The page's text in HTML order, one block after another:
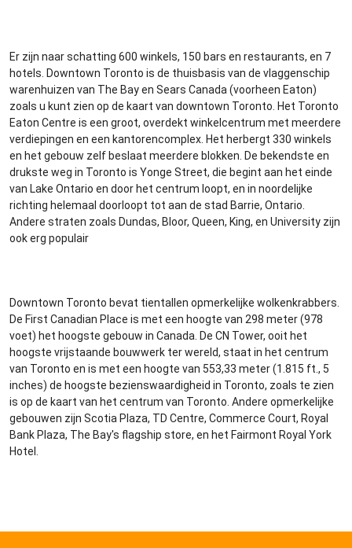
Er zijn naar schatting 600 winkels, 150 bars en restaurants, en 7
hotels. Downtown Toronto is de thuisbasis van de vlaggenschip
warenhuizen van The Bay en Sears Canada (voorheen Eaton)
zoals u kunt zien op de kaart van downtown Toronto. Het Toronto
Eaton Centre is een groot, overdekt winkelcentrum met meerdere
verdiepingen en een kantorencomplex. Het herbergt 330 winkels
en het gebouw zelf beslaat meerdere blokken. De bekendste en
drukste weg in Toronto is Yonge Street, die begint aan het einde
van Lake Ontario en door het centrum loopt, en in noordelijke
richting helemaal doorloopt tot aan de stad Barrie, Ontario.
Andere straten zoals Dundas, Bloor, Queen, King, en University zijn
ook erg populair
Downtown Toronto bevat tientallen opmerkelijke wolkenkrabbers.
De First Canadian Place is met een hoogte van 298 meter (978
voet) het hoogste gebouw in Canada. De CN Tower, ooit het
hoogste vrijstaande bouwwerk ter wereld, staat in het centrum
van Toronto en is met een hoogte van 553,33 meter (1.815 ft., 5
inches) de hoogste bezienswaardigheid in Toronto, zoals te zien
is op de kaart van het centrum van Toronto. Andere opmerkelijke
gebouwen zijn Scotia Plaza, TD Centre, Commerce Court, Royal
Bank Plaza, The Bay's flagship store, en het Fairmont Royal York
Hotel.